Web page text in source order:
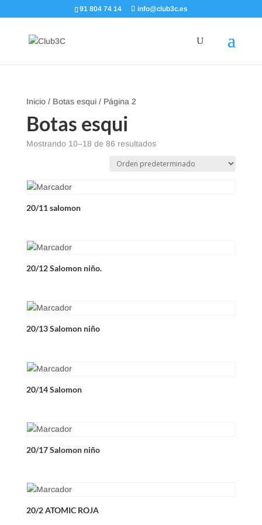
91 804 74 14 info@club3c.es
Inicio/ Botas esqui/ Página 2
Botas esqui
Mostrando 10–18 de 86 resultados
20/11 salomon
20/12 Salomon niño.
20/13 Salomon niño
20/14 Salomon
20/17 Salomon niño
20/2 ATOMIC ROJA